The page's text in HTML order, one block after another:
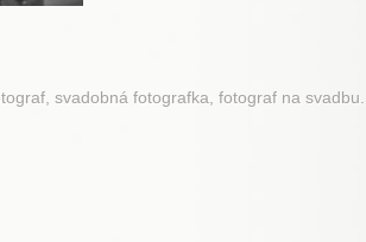
svadobná fotografka, fotograf na svadbu...